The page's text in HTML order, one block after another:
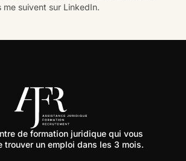
suivent sur LinkedIn.
de formation juridique qui vous
trouver un emploi dans les 3 mois.